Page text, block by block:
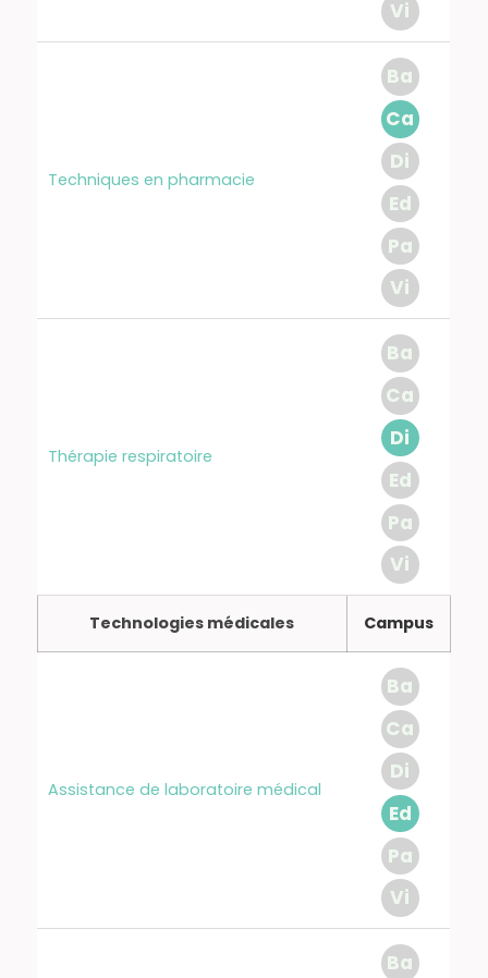
Vi
Techniques en pharmacie
Ba
Ca
Di
Ed
Pa
Vi
Thérapie respiratoire
Ba
Ca
Di
Ed
Pa
Vi
Technologies médicales Campus
Assistance de laboratoire médical
Ba
Ca
Di
Ed
Pa
Vi
Ba